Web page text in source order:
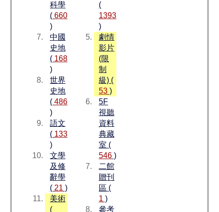
科學
( 660
)
中國
史地
( 168
)
世界
史地
( 486
)
語文
( 133
)
文學
及修
辭學
( 21 )
美術
(
(
1393
)
劇情
影片
(限
制
級) (
53)
5F
視聽
資料
典藏
室 (
546)
二館
贈刊
區 (
1 )
參考